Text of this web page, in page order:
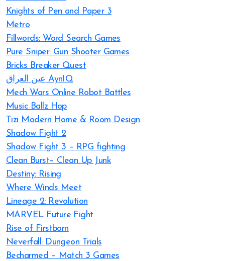
Knights of Pen and Paper 3
Metro
Fillwords: Word Search Games
Pure Sniper: Gun Shooter Games
Bricks Breaker Quest
عين العراق AynIQ
Mech Wars Online Robot Battles
Music Ballz Hop
Tizi Modern Home & Room Design
Shadow Fight 2
Shadow Fight 3 – RPG fighting
Clean Burst– Clean Up Junk
Destiny: Rising
Where Winds Meet
Lineage 2: Revolution
MARVEL Future Fight
Rise of Firstborn
Neverfall: Dungeon Trials
Becharmed – Match 3 Games